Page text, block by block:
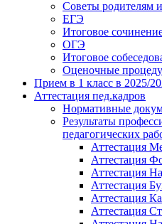
Советы родителям
ЕГЭ
Итоговое
ОГЭ
Итоговое
Оценочные
Прием в 1 класс в 2025/
Аттестация пед.кадров
Нормативные
Результаты
педагогических
Аттестация
Аттестация
Аттестация
Аттестация
Аттестация
Аттестация